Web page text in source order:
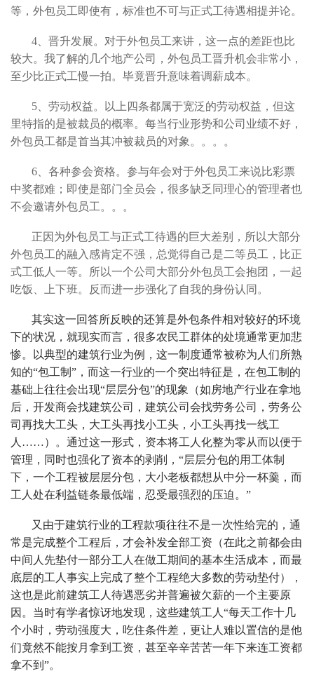
等，外包员工即使有，标准也不可与正式工待遇相提并论。
4、晋升发展。对于外包员工来讲，这一点的差距也比
较大。我了解的几个地产公司，外包员工晋升机会非常小，
至少比正式工慢一拍。毕竟晋升意味着调薪成本。
5、劳动权益。以上四条都属于宽泛的劳动权益，但这
里特指的是被裁员的概率。每当行业形势和公司业绩不好，
外包员工都是首当其冲被裁员的对象。。。。
6、各种参会资格。参与年会对于外包员工来说比彩票
中奖都难；即使是部门全员会，很多缺乏同理心的管理者也
不会邀请外包员工。。。
正因为外包员工与正式工待遇的巨大差别，所以大部分
外包员工的融入感肯定不强，总觉得自己是二等员工，比正
式工低人一等。所以一个公司大部分外包员工会抱团，一起
吃饭、上下班。反而进一步强化了自我的身份认同。
其实这一回答所反映的还算是外包条件相对较好的环境
下的状况，就现实而言，很多农民工群体的处境通常更加悲
惨。以典型的建筑行业为例，这一制度通常被称为人们所熟
知的“包工制”，而这一行业的一个突出特征是，在包工制的
基础上往往会出现“层层分包”的现象（如房地产行业在拿地
后，开发商会找建筑公司，建筑公司会找劳务公司，劳务公
司再找大工头，大工头再找小工头，小工头再找一线工
人……）。通过这一形式，资本将工人化整为零从而以便于
管理，同时也强化了资本的剥削，“层层分包的用工体制
下，一个工程被层层分包，大小老板都想从中分一杯羹，而
工人处在利益链条最低端，忍受最强烈的压迫。”
又由于建筑行业的工程款项往往不是一次性给完的，通
常是完成整个工程后，才会补发全部工资（在此之前都会由
中间人先垫付一部分工人在做工期间的基本生活成本，而最
底层的工人事实上完成了整个工程绝大多数的劳动垫付），
这也是此前建筑工人待遇恶劣并普遍被欠薪的一个主要原
因。当时有学者惊讶地发现，这些建筑工人“每天工作十几
个小时，劳动强度大，吃住条件差，更让人难以置信的是他
们竟然不能按月拿到工资，甚至辛辛苦苦一年下来连工资都
拿不到”。